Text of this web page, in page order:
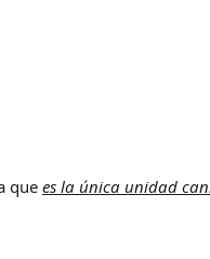
que es la única unidad